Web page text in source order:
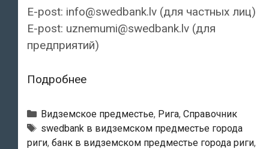
E-post: info@swedbank.lv (для частных лиц)
E-post: uznemumi@swedbank.lv (для
предприятий)
ПодробнееSwedbank
Филиал
«Purvciems»
Рубрики
Видземское предместье, Рига, Справочник
Тэги
swedbank в видземском предместье города
риги, банк в видземском предместье города риги,